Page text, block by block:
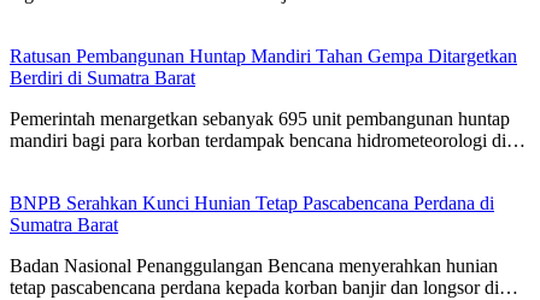
Ratusan Pembangunan Huntap Mandiri Tahan Gempa Ditargetkan
Berdiri di Sumatra Barat
Pemerintah menargetkan sebanyak 695 unit pembangunan huntap
mandiri bagi para korban terdampak bencana hidrometeorologi di…
BNPB Serahkan Kunci Hunian Tetap Pascabencana Perdana di
Sumatra Barat
Badan Nasional Penanggulangan Bencana menyerahkan hunian
tetap pascabencana perdana kepada korban banjir dan longsor di…